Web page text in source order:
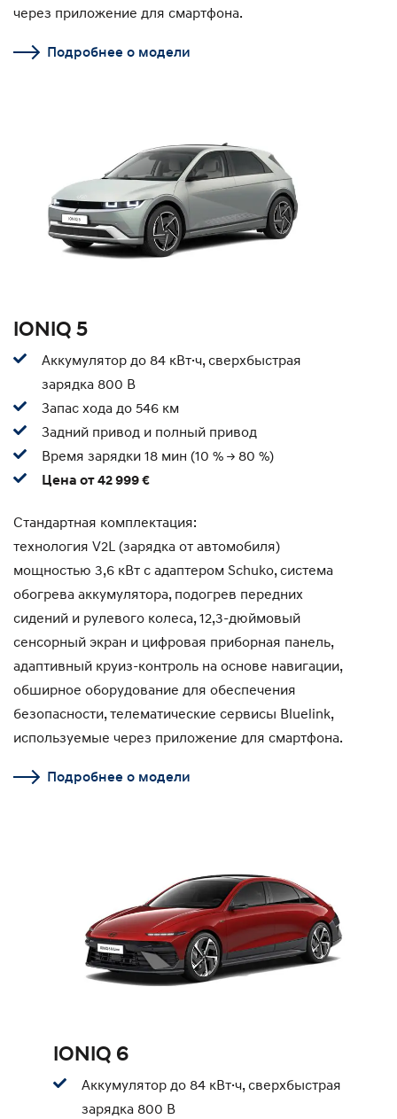
через приложение для смартфона.
Подробнее о модели
IONIQ 5
Аккумулятор до 84 кВт·ч, сверхбыстрая
зарядка 800 В
Запас хода до 546 км
Задний привод и полный привод
Время зарядки 18 мин (10 % -> 80 %)
Цена от 42 999 €
Стандартная комплектация:
технология V2L (зарядка от автомобиля)
мощностью 3,6 кВт с адаптером Schuko, система
обогрева аккумулятора, подогрев передних
сидений и рулевого колеса, 12,3-дюймовый
сенсорный экран и цифровая приборная панель,
адаптивный круиз-контроль на основе навигации,
обширное оборудование для обеспечения
безопасности, телематические сервисы Bluelink,
используемые через приложение для смартфона.
Подробнее о модели
IONIQ 6
Аккумулятор до 84 кВт·ч, сверхбыстрая
зарядка 800 В